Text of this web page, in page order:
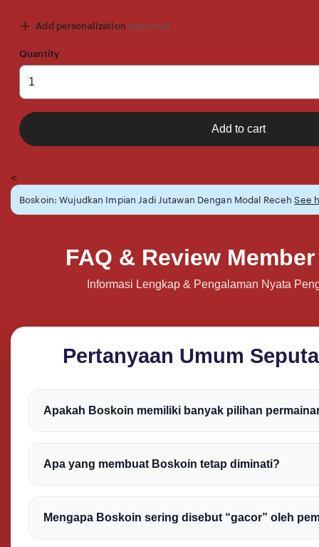
Add personalization (optional)
Quantity
Add to cart
<
Boskoin: Wujudkan Impian Jadi Jutawan Dengan Modal RecehSee
FAQ & Review
Informasi Lengkap & Pengalaman Nyata
Pertanyaan Umum
Apakah Boskoin memiliki banyak pilihan
Boskoin dikenal menyediakan variasi permainan
berbeda, sehingga pemain bisa memilih sesuai
Apa yang membuat Boskoin tetap diminati?
Kombinasi antara desain modern, performa stabil,
yang terasa dinamis membuat banyak pengguna
Mengapa Boskoin sering disebut “gacor” oleh